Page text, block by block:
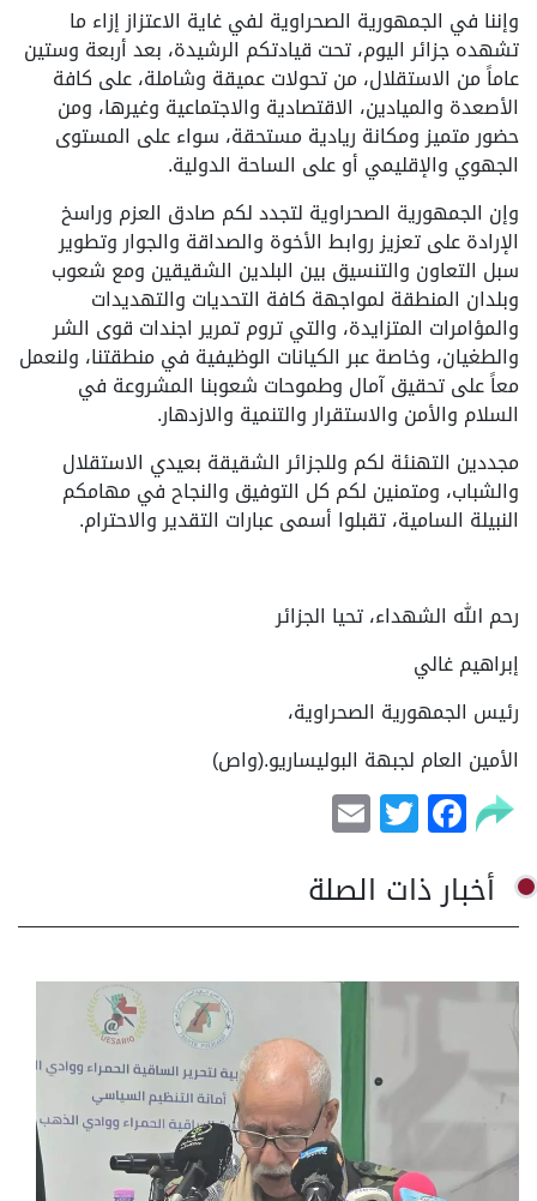
وإننا في الجمهورية الصحراوية لفي غاية الاعتزاز إزاء ما
تشهده جزائر اليوم، تحت قيادتكم الرشيدة، بعد أربعة وستين
عاماً من الاستقلال، من تحولات عميقة وشاملة، على كافة
الأصعدة والميادين، الاقتصادية والاجتماعية وغيرها، ومن
حضور متميز ومكانة ريادية مستحقة، سواء على المستوى
الجهوي والإقليمي أو على الساحة الدولية.
وإن الجمهورية الصحراوية لتجدد لكم صادق العزم وراسخ
الإرادة على تعزيز روابط الأخوة والصداقة والجوار وتطوير
سبل التعاون والتنسيق بين البلدين الشقيقين ومع شعوب
وبلدان المنطقة لمواجهة كافة التحديات والتهديدات
والمؤامرات المتزايدة، والتي تروم تمرير اجندات قوى الشر
والطغيان، وخاصة عبر الكيانات الوظيفية في منطقتنا، ولنعمل
معاً على تحقيق آمال وطموحات شعوبنا المشروعة في
السلام والأمن والاستقرار والتنمية والازدهار.
مجددين التهنئة لكم وللجزائر الشقيقة بعيدي الاستقلال
والشباب، ومتمنين لكم كل التوفيق والنجاح في مهامكم
النبيلة السامية، تقبلوا أسمى عبارات التقدير والاحترام.
رحم الله الشهداء، تحيا الجزائر
إبراهيم غالي
رئيس الجمهورية الصحراوية،
الأمين العام لجبهة البوليساريو.(واص)
Facebook
Twitter
أخبار ذات الصلة